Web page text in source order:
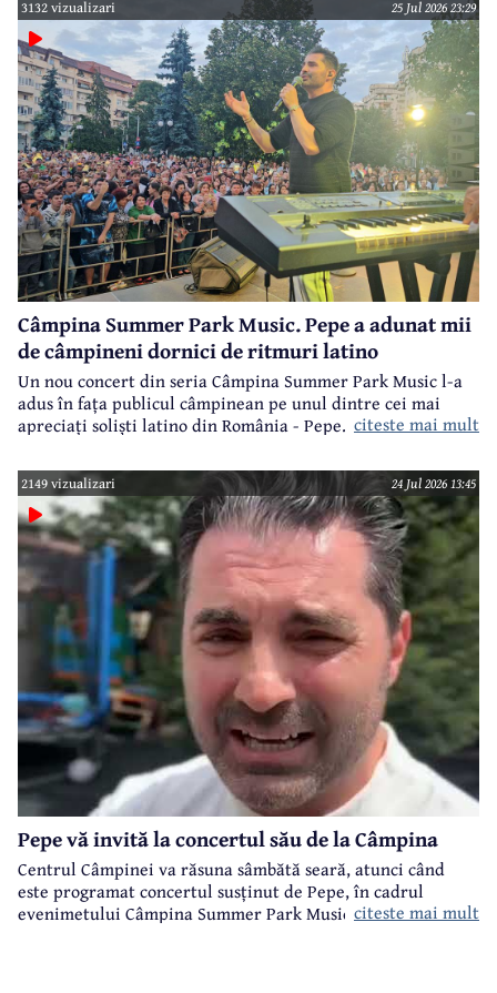
3132 vizualizari 25 Jul 2026 23:29
Câmpina Summer Park Music. Pepe a adunat mii
de câmpineni dornici de ritmuri latino
Un nou concert din seria Câmpina Summer Park Music l-a
adus în fața publicul câmpinean pe unul dintre cei mai
apreciați soliști latino din România - Pepe. citeste mai mult
2149 vizualizari 24 Jul 2026 13:45
Pepe vă invită la concertul său de la Câmpina
Centrul Câmpinei va răsuna sâmbătă seară, atunci când
este programat concertul susținut de Pepe, în cadrul
evenimetului Câmpina Summer Park Music organizat de
citeste mai mult